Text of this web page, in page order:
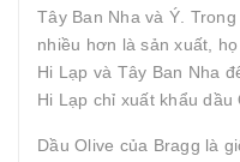
Tây Ban Nha và Ý.
nhiều hơn là sản xuất,
Hi Lạp và Tây Ban Nha
Hi Lạp chỉ xuất khẩu dầu
Dầu Olive của Bragg là